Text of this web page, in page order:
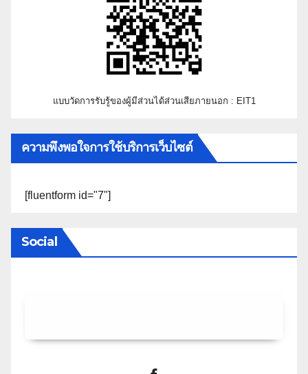
แบบวัดการรับรู้ของผู้มีส่วนได้ส่วนเสียภายนอก : EIT1
ความพึงพอใจการใช้บริการเว็บไซต์
[fluentform id="7"]
Social